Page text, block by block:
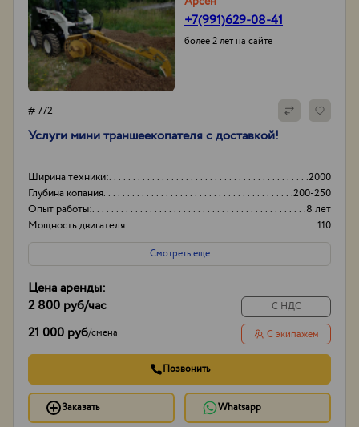
+7(991)629-08-41
более 2 лет на сайте
# 772
Услуги мини траншеекопателя с доставкой!
Ширина техники:
2000
Глубина копания
200-250
Опыт работы:
8 лет
Мощность двигателя
110
Смотреть еще
Цена аренды:
2 800 руб/час
21 000 руб/смена
С НДС
С экипажем
Позвонить
Заказать Whatsapp